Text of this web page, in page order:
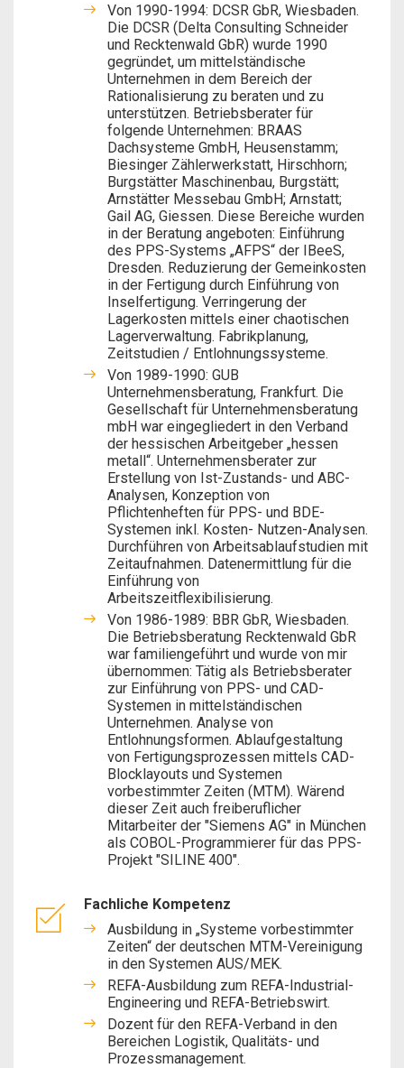
Von 1990-1994: DCSR GbR, Wiesbaden.
Die DCSR (Delta Consulting Schneider
und Recktenwald GbR) wurde 1990
gegründet, um mittelständische
Unternehmen in dem Bereich der
Rationalisierung zu beraten und zu
unterstützen. Betriebsberater für
folgende Unternehmen: BRAAS
Dachsysteme GmbH, Heusenstamm;
Biesinger Zählerwerkstatt, Hirschhorn;
Burgstätter Maschinenbau, Burgstätt;
Arnstätter Messebau GmbH; Arnstatt;
Gail AG, Giessen. Diese Bereiche wurden
in der Beratung angeboten: Einführung
des PPS-Systems „AFPS“ der IBeeS,
Dresden. Reduzierung der Gemeinkosten
in der Fertigung durch Einführung von
Inselfertigung. Verringerung der
Lagerkosten mittels einer chaotischen
Lagerverwaltung. Fabrikplanung,
Zeitstudien / Entlohnungssysteme.
Von 1989-1990: GUB
Unternehmensberatung, Frankfurt. Die
Gesellschaft für Unternehmensberatung
mbH war eingegliedert in den Verband
der hessischen Arbeitgeber „hessen
metall“. Unternehmensberater zur
Erstellung von Ist-Zustands- und ABC-
Analysen, Konzeption von
Pflichtenheften für PPS- und BDE-
Systemen inkl. Kosten- Nutzen-Analysen.
Durchführen von Arbeitsablaufstudien mit
Zeitaufnahmen. Datenermittlung für die
Einführung von
Arbeitszeitflexibilisierung.
Von 1986-1989: BBR GbR, Wiesbaden.
Die Betriebsberatung Recktenwald GbR
war familiengeführt und wurde von mir
übernommen: Tätig als Betriebsberater
zur Einführung von PPS- und CAD-
Systemen in mittelständischen
Unternehmen. Analyse von
Entlohnungsformen. Ablaufgestaltung
von Fertigungsprozessen mittels CAD-
Blocklayouts und Systemen
vorbestimmter Zeiten (MTM). Wärend
dieser Zeit auch freiberuflicher
Mitarbeiter der "Siemens AG" in München
als COBOL-Programmierer für das PPS-
Projekt "SILINE 400".
Fachliche Kompetenz
Ausbildung in „Systeme vorbestimmter
Zeiten“ der deutschen MTM-Vereinigung
in den Systemen AUS/MEK.
REFA-Ausbildung zum REFA-Industrial-
Engineering und REFA-Betriebswirt.
Dozent für den REFA-Verband in den
Bereichen Logistik, Qualitäts- und
Prozessmanagement.